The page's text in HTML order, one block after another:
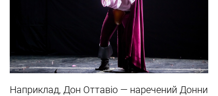
Наприклад, Дон Оттавіо — наречений Донни